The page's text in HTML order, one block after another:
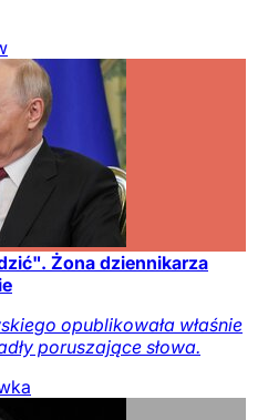
Żona dziennikarza
opublikowała właśnie
poruszające słowa.